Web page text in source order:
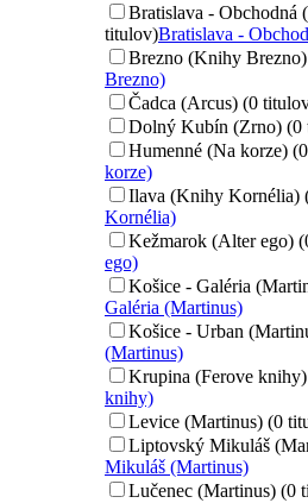
Bratislava - Obchodná
titulov)Bratislava -
Brezno (Knihy
Brezno)
Čadca (Arcus) (0
Dolný Kubín (Zrno) (0
Humenné (Na korze)
korze)
Ilava (Knihy Kornélia)
Kornélia)
Kežmarok (Alter ego)
ego)
Košice - Galéria
Galéria (Martinus)
Košice - Urban
(Martinus)
Krupina (Ferove
knihy)
Levice (Martinus) (0
Liptovský Mikuláš
Mikuláš (Martinus)
Lučenec (Martinus) (0